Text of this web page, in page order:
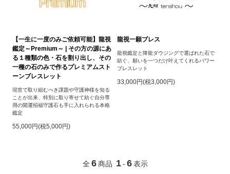
【一生に一度のみご依頼可能】龍視
鑑定～Premium～ | その方の源にあ
る１種類の色・石を割り出し、その
一種の石のみで作るプレミアムスト
ーンブレスレット
現世で取り組むべき課題や守護神様を知る
ことが出来、特別に取り寄せて紡ぐ自分専
用の開運招福守護石も手に入れられる本格
鑑定
55,000円(税5,000円)
龍視一願ブレス
龍視鑑定と降龍ダウジングで選ばれた石で
紡ぐ、願いを一つだけ叶えてくれるパワー
ブレスレット
33,000円(税3,000円)
全 6 商品 1 - 6 表示